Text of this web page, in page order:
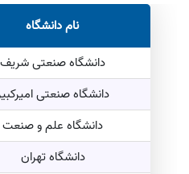
نام دانشگاه
دانشگاه صنعتی شریف
دانشگاه صنعتی
دانشگاه علم و صنعت
دانشگاه تهران